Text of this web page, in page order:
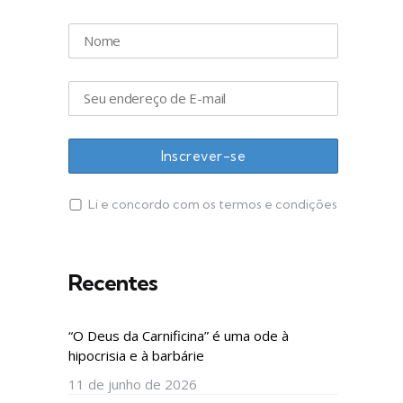
Li e concordo com os termos e condições
Recentes
“O Deus da Carnificina” é uma ode à
hipocrisia e à barbárie
11 de junho de 2026